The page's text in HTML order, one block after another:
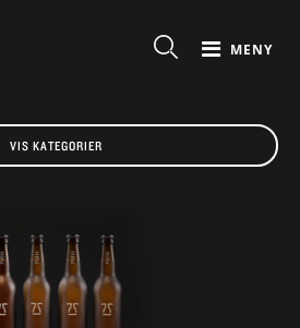
MENY
VIS KATEGORIER